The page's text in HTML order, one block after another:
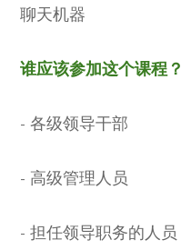
聊天机器
谁应该参加这个课程？
- 各级领导干部
- 高级管理人员
- 担任领导职务的人员